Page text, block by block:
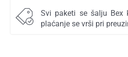
Svi paketi se šalju Bex
plaćanje se vrši pri